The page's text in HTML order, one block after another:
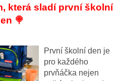
která sladí první školní
🍭
První školní den je
pro každého
prvňáčka nejen